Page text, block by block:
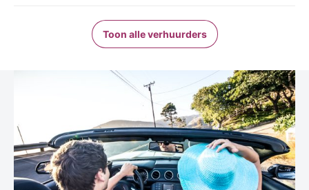
Toon alle verhuurders